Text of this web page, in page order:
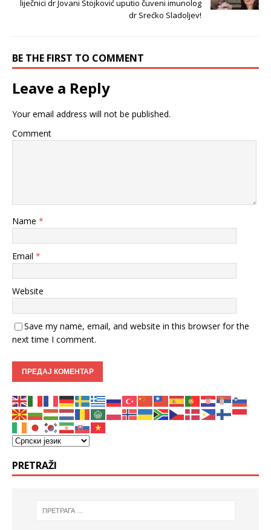
liječnici dr Jovani Stojković uputio čuveni imunolog
dr Srećko Sladoljev!
BE THE FIRST TO COMMENT
Leave a Reply
Your email address will not be published.
Comment
Name *
Email *
Website
Save my name, email, and website in this browser for the
next time I comment.
PRETRAŽI